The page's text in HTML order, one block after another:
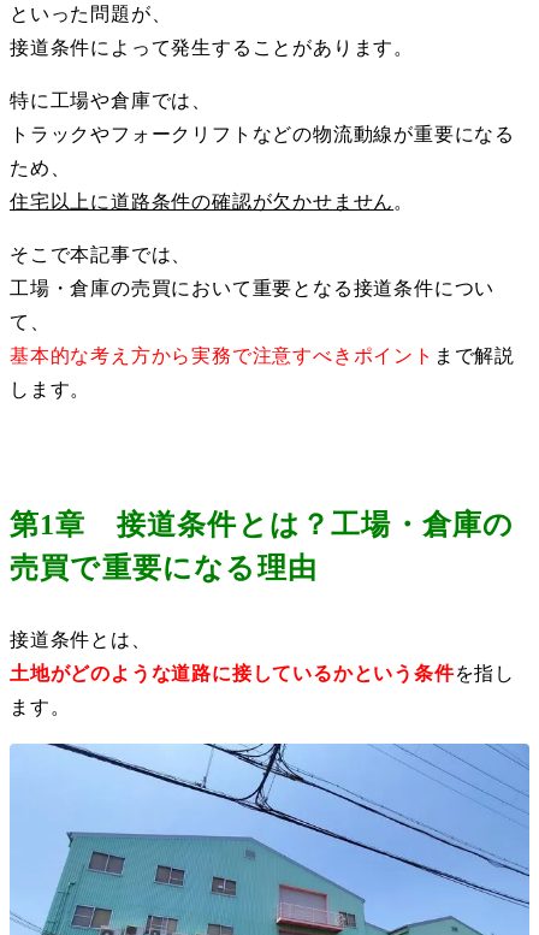
といった問題が、
接道条件によって発生することがあります。
特に工場や倉庫では、
トラックやフォークリフトなどの物流動線が重要になる
ため、
住宅以上に道路条件の確認が欠かせません 。
そこで本記事では、
工場・倉庫の売買において重要となる接道条件につい
て、
基本的な考え方から実務で注意すべきポイント まで解説
します。
第1章 接道条件とは？工場・倉庫の
売買で重要になる理由
接道条件とは、
土地がどのような道路に接しているかという条件を指し
ます。